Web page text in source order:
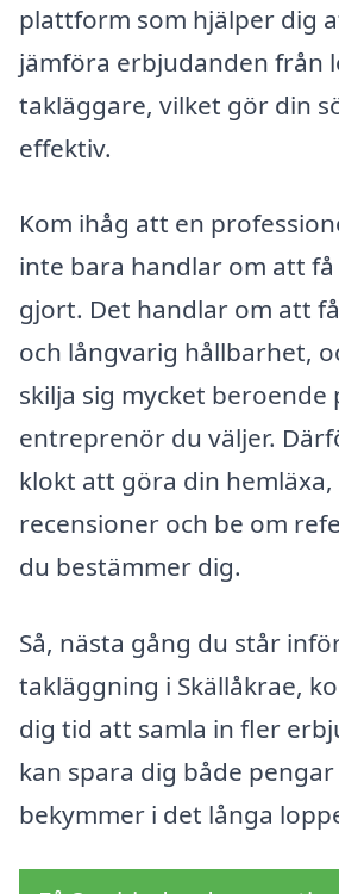
plattform som hjälper dig
jämföra erbjudanden från
takläggare, vilket gör din
effektiv.
Kom ihåg att en
inte bara handlar om att
gjort. Det handlar om att
och långvarig hållbarhet,
skilja sig mycket beroende
entreprenör du väljer.
klokt att göra din hemläxa,
recensioner och be om
du bestämmer dig.
Så, nästa gång du står
takläggning i Skällåkrae,
dig tid att samla in fler
kan spara dig både pengar
bekymmer i det långa